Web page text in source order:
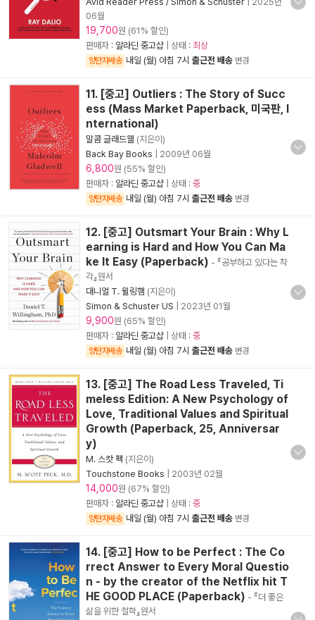
06월
19,700원 (61% 할인)
판매자 : 알라딘 중고샵 | 상태 : 최상
양탄자배송 내일 (월) 아침 7시 출근전 배송 변경
11. [중고] Outliers : The Story of Succ
ess (Mass Market Paperback, 미국판, I
nternational)
말콤 글래드웰 (지은이)
Back Bay Books
2009년 06월
6,800원 (55% 할인)
판매자 : 알라딘 중고샵 | 상태 : 중
양탄자배송 내일 (월) 아침 7시 출근전 배송 변경
12. [중고] Outsmart Your Brain : Why L
earning is Hard and How You Can Ma
ke It Easy (Paperback) - 『공부하고 있다는 착
각』원서
대니얼 T. 윌링햄 (지은이)
Simon & Schuster US
2023년 01월
9,900원 (65% 할인)
판매자 : 알라딘 중고샵 | 상태 : 중
양탄자배송 내일 (월) 아침 7시 출근전 배송 변경
13. [중고] The Road Less Traveled, Ti
meless Edition: A New Psychology of
Love, Traditional Values and Spiritual
Growth (Paperback, 25, Anniversar
y)
M. 스캇 펙 (지은이)
Touchstone Books
2003년 02월
14,000원 (67% 할인)
판매자 : 알라딘 중고샵 | 상태 : 중
양탄자배송 내일 (월) 아침 7시 출근전 배송 변경
14. [중고] How to be Perfect : The Co
rrect Answer to Every Moral Questio
n - by the creator of the Netflix hit T
HE GOOD PLACE (Paperback) - 『더 좋은
삶을 위한 철학』원서